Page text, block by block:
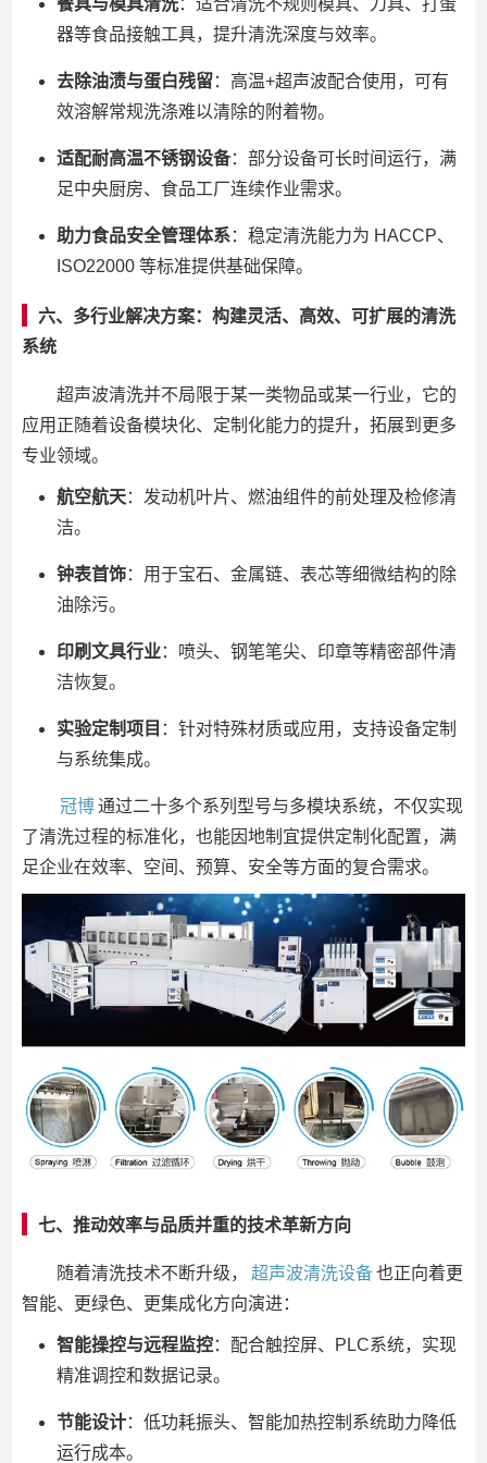
餐具与模具清洗：适合清洗不规则模具、刀具、打蛋
器等食品接触工具，提升清洗深度与效率。
去除油渍与蛋白残留：高温+超声波配合使用，可有
效溶解常规洗涤难以清除的附着物。
适配耐高温不锈钢设备：部分设备可长时间运行，满
足中央厨房、食品工厂连续作业需求。
助力食品安全管理体系：稳定清洗能力为 HACCP、
ISO22000 等标准提供基础保障。
六、多行业解决方案：构建灵活、高效、可扩展的清洗
系统
超声波清洗并不局限于某一类物品或某一行业，它的
应用正随着设备模块化、定制化能力的提升，拓展到更多
专业领域。
航空航天：发动机叶片、燃油组件的前处理及检修清
洁。
钟表首饰：用于宝石、金属链、表芯等细微结构的除
油除污。
印刷文具行业：喷头、钢笔笔尖、印章等精密部件清
洁恢复。
实验定制项目 ：针对特殊材质或应用，支持设备定制
与系统集成。
冠博通过二十多个系列型号与多模块系统，不仅实现
了清洗过程的标准化，也能因地制宜提供定制化配置，满
足企业在效率、空间、预算、安全等方面的复合需求。
七、推动效率与品质并重的技术革新方向
随着清洗技术不断升级， 超声波清洗设备也正向着更
智能、更绿色、更集成化方向演进：
智能操控与远程监控：配合触控屏、PLC系统，实现
精准调控和数据记录。
节能设计：低功耗振头、智能加热控制系统助力降低
运行成本。